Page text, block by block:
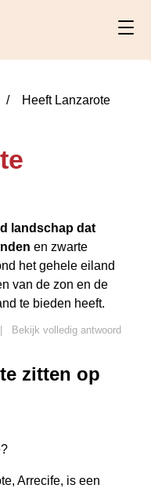
Heeft Lanzarote
landschap dat
en zwarte
het gehele eiland
van de zon en de
te bieden heeft.
Bekijk volledig antwoord
zitten op
Arrecife, is een